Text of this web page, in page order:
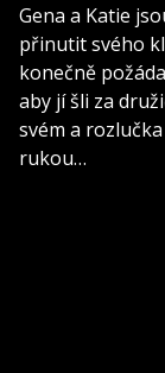
Gena a Katie
přinutit svého
konečně
aby jí šli za
svém a
rukou…